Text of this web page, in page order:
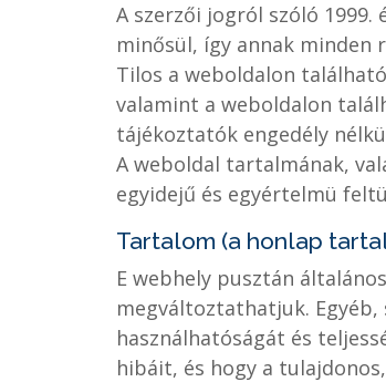
A szerzői jogról szóló 1999.
minősül, így annak minden
Tilos a weboldalon
valamint a weboldalon
tájékoztatók engedély
A weboldal tartalmának,
egyidejű és egyértelmü
Tartalom (a honlap
E webhely pusztán
megváltoztathatjuk.
használhatóságát és
hibáit, és hogy a